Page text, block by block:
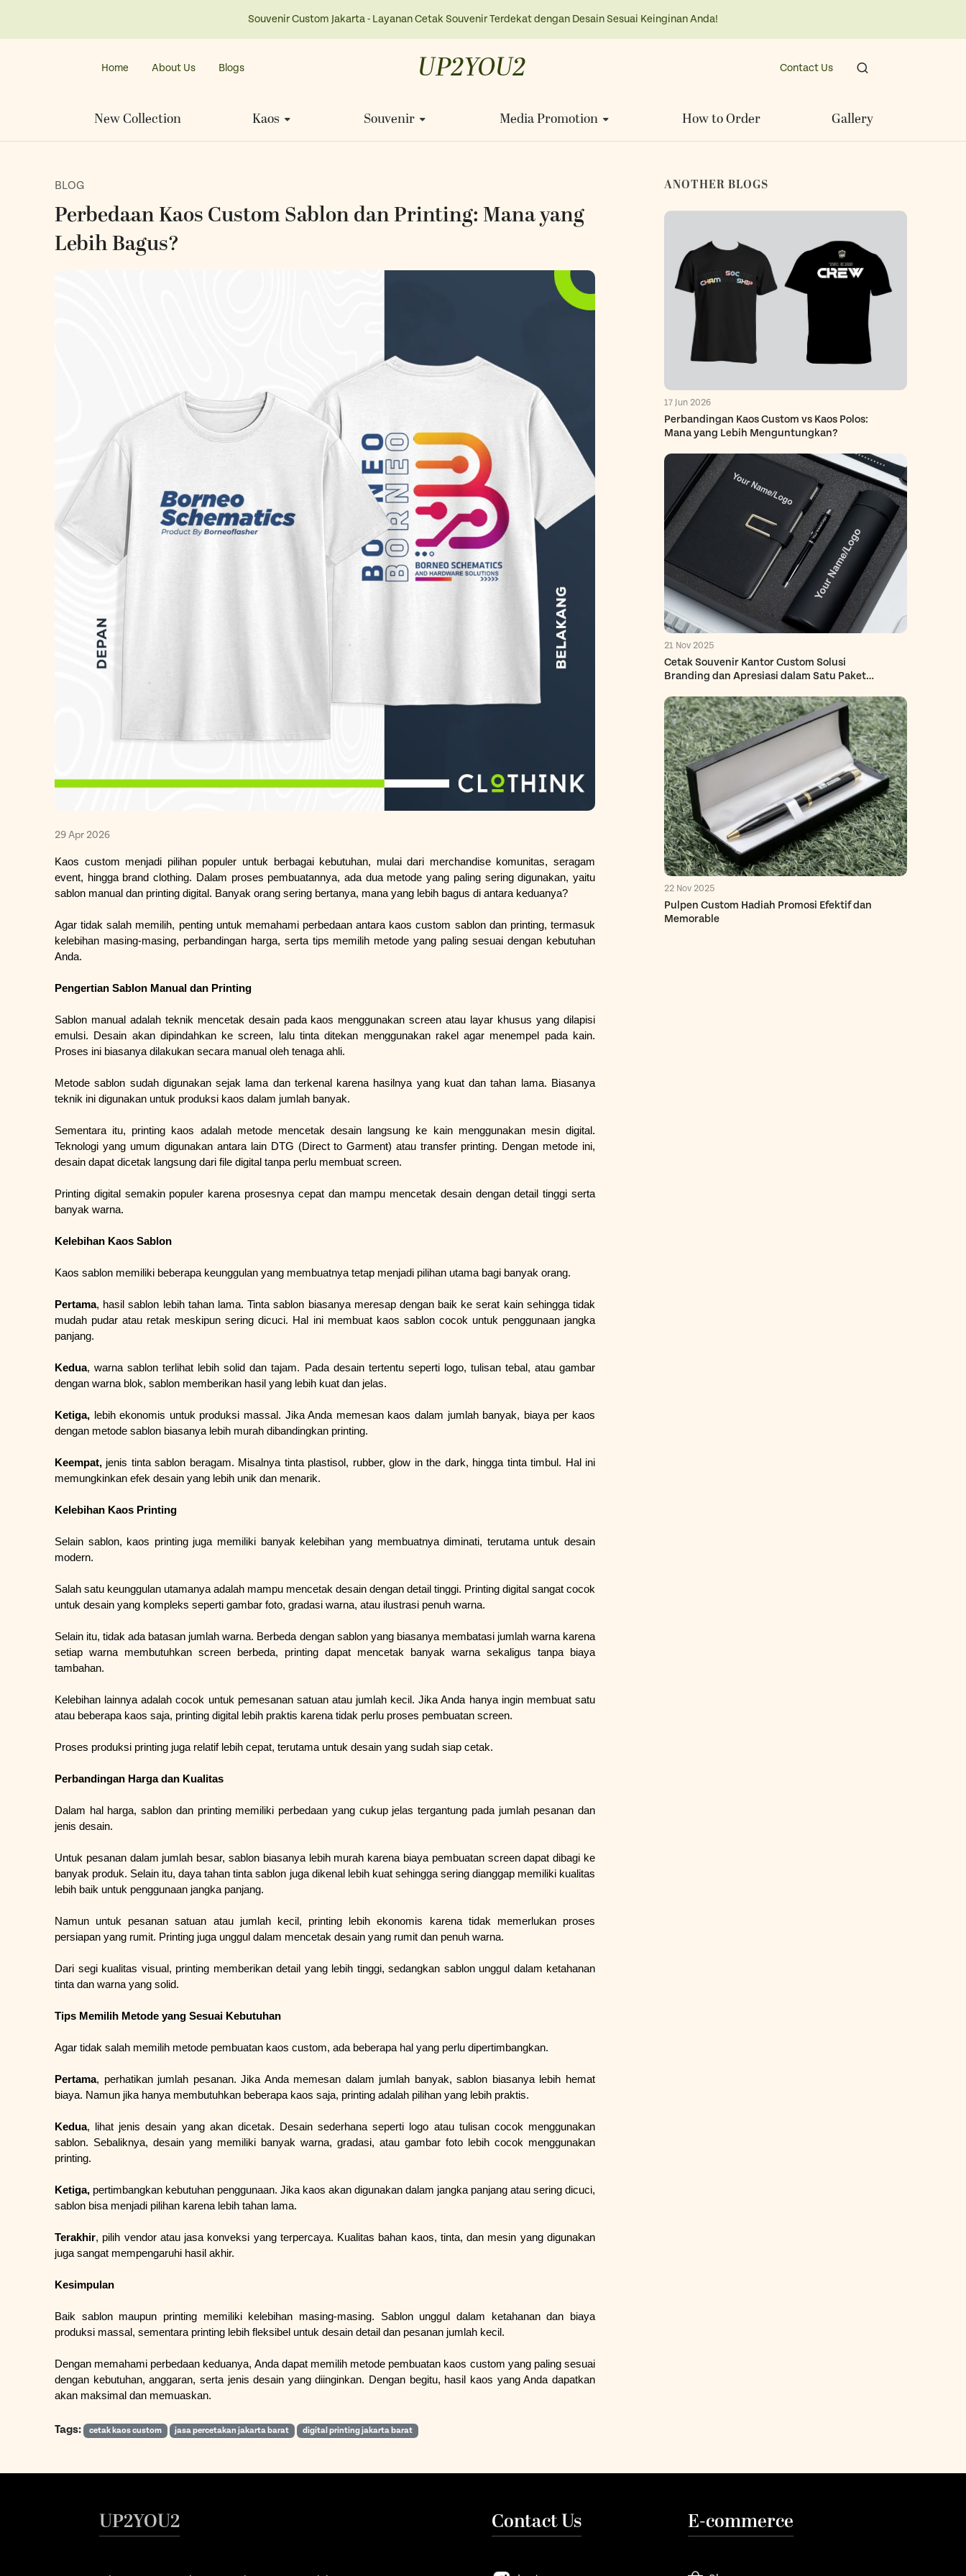
Souvenir Custom Jakarta - Layanan Cetak Souvenir Terdekat dengan Desain Sesuai Keinginan Anda!
Home About Us Blogs UP2YOU2 Contact Us
New Collection Kaos Souvenir Media Promotion How to Order Gallery
BLOG
Perbedaan Kaos Custom Sablon dan Printing: Mana yang
Lebih Bagus?
29 Apr 2026
Kaos custom menjadi pilihan populer untuk berbagai kebutuhan, mulai dari merchandise komunitas, seragam
event, hingga brand clothing. Dalam proses pembuatannya, ada dua metode yang paling sering digunakan, yaitu
sablon manual dan printing digital. Banyak orang sering bertanya, mana yang lebih bagus di antara keduanya?
Agar tidak salah memilih, penting untuk memahami perbedaan antara kaos custom sablon dan printing, termasuk
kelebihan masing-masing, perbandingan harga, serta tips memilih metode yang paling sesuai dengan kebutuhan
Anda.
Pengertian Sablon Manual dan Printing
Sablon manual adalah teknik mencetak desain pada kaos menggunakan screen atau layar khusus yang dilapisi
emulsi. Desain akan dipindahkan ke screen, lalu tinta ditekan menggunakan rakel agar menempel pada kain.
Proses ini biasanya dilakukan secara manual oleh tenaga ahli.
Metode sablon sudah digunakan sejak lama dan terkenal karena hasilnya yang kuat dan tahan lama. Biasanya
teknik ini digunakan untuk produksi kaos dalam jumlah banyak.
Sementara itu, printing kaos adalah metode mencetak desain langsung ke kain menggunakan mesin digital.
Teknologi yang umum digunakan antara lain DTG (Direct to Garment) atau transfer printing. Dengan metode ini,
desain dapat dicetak langsung dari file digital tanpa perlu membuat screen.
Printing digital semakin populer karena prosesnya cepat dan mampu mencetak desain dengan detail tinggi serta
banyak warna.
Kelebihan Kaos Sablon
Kaos sablon memiliki beberapa keunggulan yang membuatnya tetap menjadi pilihan utama bagi banyak orang.
Pertama, hasil sablon lebih tahan lama. Tinta sablon biasanya meresap dengan baik ke serat kain sehingga tidak
mudah pudar atau retak meskipun sering dicuci. Hal ini membuat kaos sablon cocok untuk penggunaan jangka
panjang.
Kedua, warna sablon terlihat lebih solid dan tajam. Pada desain tertentu seperti logo, tulisan tebal, atau gambar
dengan warna blok, sablon memberikan hasil yang lebih kuat dan jelas.
Ketiga, lebih ekonomis untuk produksi massal. Jika Anda memesan kaos dalam jumlah banyak, biaya per kaos
dengan metode sablon biasanya lebih murah dibandingkan printing.
Keempat, jenis tinta sablon beragam. Misalnya tinta plastisol, rubber, glow in the dark, hingga tinta timbul. Hal ini
memungkinkan efek desain yang lebih unik dan menarik.
Kelebihan Kaos Printing
Selain sablon, kaos printing juga memiliki banyak kelebihan yang membuatnya diminati, terutama untuk desain
modern.
Salah satu keunggulan utamanya adalah mampu mencetak desain dengan detail tinggi. Printing digital sangat cocok
untuk desain yang kompleks seperti gambar foto, gradasi warna, atau ilustrasi penuh warna.
Selain itu, tidak ada batasan jumlah warna. Berbeda dengan sablon yang biasanya membatasi jumlah warna karena
setiap warna membutuhkan screen berbeda, printing dapat mencetak banyak warna sekaligus tanpa biaya
tambahan.
Kelebihan lainnya adalah cocok untuk pemesanan satuan atau jumlah kecil. Jika Anda hanya ingin membuat satu
atau beberapa kaos saja, printing digital lebih praktis karena tidak perlu proses pembuatan screen.
Proses produksi printing juga relatif lebih cepat, terutama untuk desain yang sudah siap cetak.
Perbandingan Harga dan Kualitas
Dalam hal harga, sablon dan printing memiliki perbedaan yang cukup jelas tergantung pada jumlah pesanan dan
jenis desain.
Untuk pesanan dalam jumlah besar, sablon biasanya lebih murah karena biaya pembuatan screen dapat dibagi ke
banyak produk. Selain itu, daya tahan tinta sablon juga dikenal lebih kuat sehingga sering dianggap memiliki kualitas
lebih baik untuk penggunaan jangka panjang.
Namun untuk pesanan satuan atau jumlah kecil, printing lebih ekonomis karena tidak memerlukan proses
persiapan yang rumit. Printing juga unggul dalam mencetak desain yang rumit dan penuh warna.
Dari segi kualitas visual, printing memberikan detail yang lebih tinggi, sedangkan sablon unggul dalam ketahanan
tinta dan warna yang solid.
Tips Memilih Metode yang Sesuai Kebutuhan
Agar tidak salah memilih metode pembuatan kaos custom, ada beberapa hal yang perlu dipertimbangkan.
Pertama, perhatikan jumlah pesanan. Jika Anda memesan dalam jumlah banyak, sablon biasanya lebih hemat
biaya. Namun jika hanya membutuhkan beberapa kaos saja, printing adalah pilihan yang lebih praktis.
Kedua, lihat jenis desain yang akan dicetak. Desain sederhana seperti logo atau tulisan cocok menggunakan
sablon. Sebaliknya, desain yang memiliki banyak warna, gradasi, atau gambar foto lebih cocok menggunakan
printing.
Ketiga, pertimbangkan kebutuhan penggunaan. Jika kaos akan digunakan dalam jangka panjang atau sering dicuci,
sablon bisa menjadi pilihan karena lebih tahan lama.
Terakhir, pilih vendor atau jasa konveksi yang terpercaya. Kualitas bahan kaos, tinta, dan mesin yang digunakan
juga sangat mempengaruhi hasil akhir.
Kesimpulan
Baik sablon maupun printing memiliki kelebihan masing-masing. Sablon unggul dalam ketahanan dan biaya
produksi massal, sementara printing lebih fleksibel untuk desain detail dan pesanan jumlah kecil.
Dengan memahami perbedaan keduanya, Anda dapat memilih metode pembuatan kaos custom yang paling sesuai
dengan kebutuhan, anggaran, serta jenis desain yang diinginkan. Dengan begitu, hasil kaos yang Anda dapatkan
akan maksimal dan memuaskan.
Tags: cetak kaos custom jasa percetakan jakarta barat digital printing jakarta barat
ANOTHER BLOGS
17 Jun 2026
Perbandingan Kaos Custom vs Kaos Polos:
Mana yang Lebih Menguntungkan?
21 Nov 2025
Cetak Souvenir Kantor Custom Solusi
Branding dan Apresiasi dalam Satu Paket
22 Nov 2025
Pulpen Custom Hadiah Promosi Efektif dan
Memorable
UP2YOU2 Contact Us E-commerce